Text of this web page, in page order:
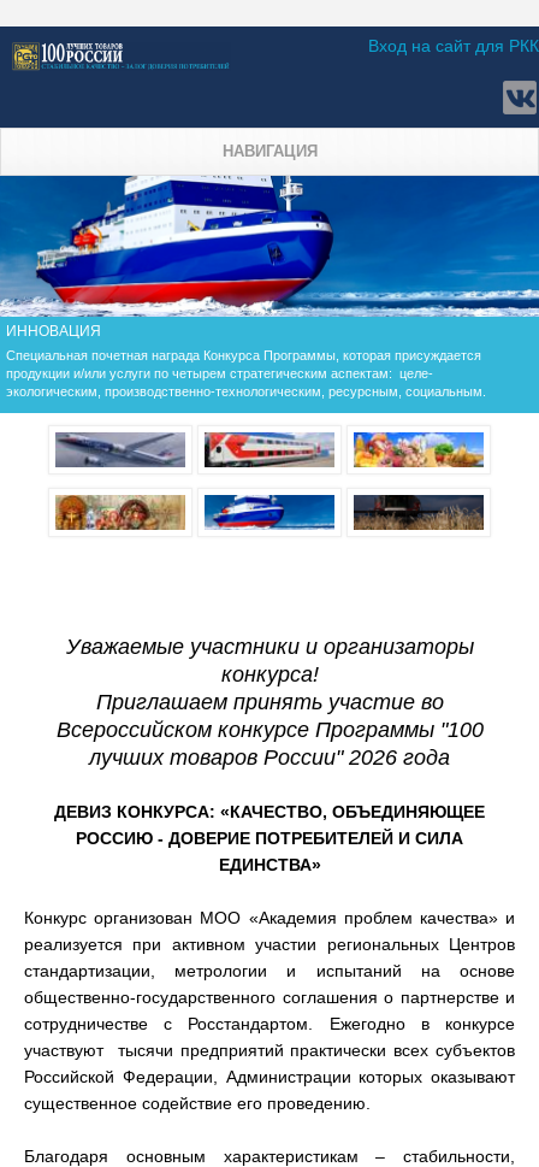
Вход на сайт для РКК
НАВИГАЦИЯ
ИННОВАЦИЯ
Специальная почетная награда Конкурса Программы, которая присуждается
продукции и/или услуги по четырем стратегическим аспектам: целе-
экологическим, производственно-технологическим, ресурсным, социальным.
Уважаемые участники и организаторы
конкурса!
Приглашаем принять участие во
Всероссийском конкурсе Программы "100
лучших товаров России" 2026 года
ДЕВИЗ КОНКУРСА: «КАЧЕСТВО, ОБЪЕДИНЯЮЩЕЕ
РОССИЮ - ДОВЕРИЕ ПОТРЕБИТЕЛЕЙ И СИЛА
ЕДИНСТВА»
Конкурс организован МОО «Академия проблем качества» и
реализуется при активном участии региональных Центров
стандартизации, метрологии и испытаний на основе
общественно-государственного соглашения о партнерстве и
сотрудничестве с Росстандартом. Ежегодно в конкурсе
участвуют тысячи предприятий практически всех субъектов
Российской Федерации, Администрации которых оказывают
существенное содействие его проведению.
Благодаря основным характеристикам – стабильности,